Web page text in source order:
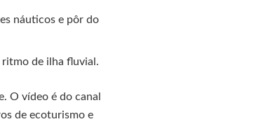
náuticos e pôr do
ritmo de ilha fluvial.
O vídeo é do canal
de ecoturismo e